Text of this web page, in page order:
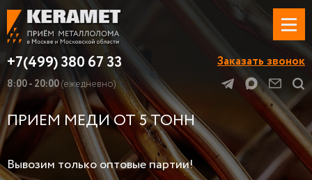
+7(499) 380 67 33
8:00 - 20:00(ежедневно)
Заказать звонок
ПРИЕМ МЕДИ ОТ 5 ТОНН
Вывозим только оптовые партии!